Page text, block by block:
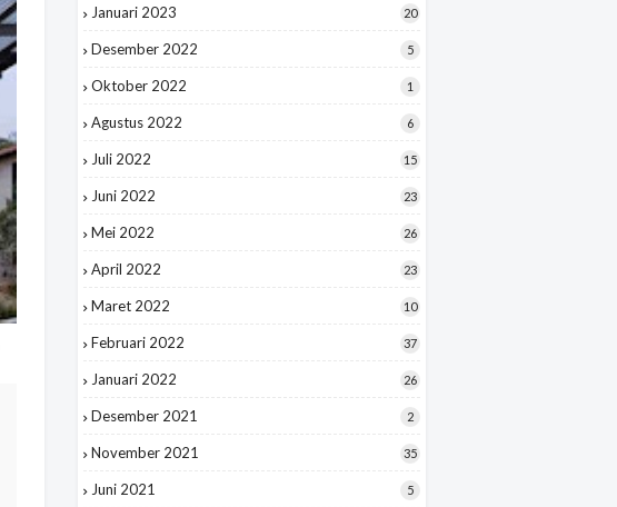
Januari 2023 20
Desember 2022 5
Oktober 2022 1
Agustus 2022 6
Juli 2022 15
Juni 2022 23
Mei 2022 26
April 2022 23
Maret 2022 10
Februari 2022 37
Januari 2022 26
Desember 2021 2
November 2021 35
Juni 2021 5